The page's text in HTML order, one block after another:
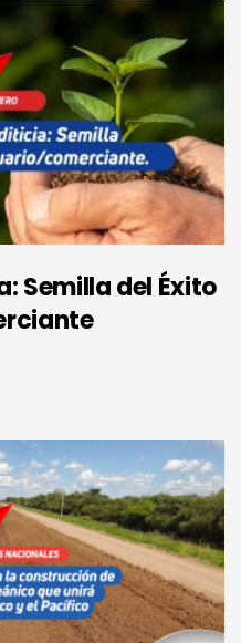
Semilla del Éxito